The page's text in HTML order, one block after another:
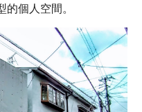
個人空間。